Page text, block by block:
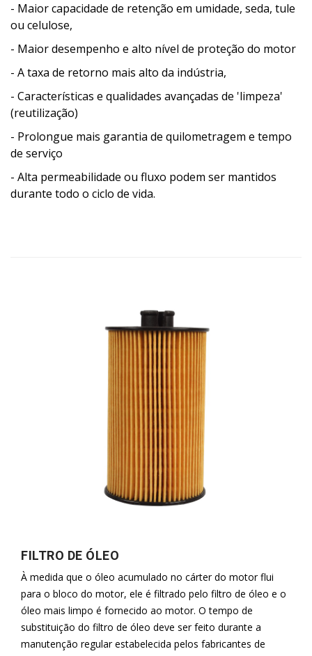
- Maior capacidade de retenção em umidade, seda, tule
ou celulose,
- Maior desempenho e alto nível de proteção do motor
- A taxa de retorno mais alto da indústria,
- Características e qualidades avançadas de 'limpeza'
(reutilização)
- Prolongue mais garantia de quilometragem e tempo
de serviço
- Alta permeabilidade ou fluxo podem ser mantidos
durante todo o ciclo de vida.
FILTRO DE ÓLEO
À medida que o óleo acumulado no cárter do motor flui
para o bloco do motor, ele é filtrado pelo filtro de óleo e o
óleo mais limpo é fornecido ao motor. O tempo de
substituição do filtro de óleo deve ser feito durante a
manutenção regular estabelecida pelos fabricantes de